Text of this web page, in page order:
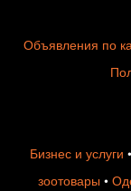
Объявления по
Бизнес и услуги •
зоотовары •